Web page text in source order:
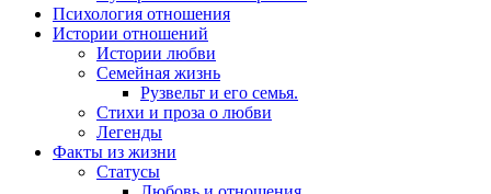
Психология отношения
Истории отношений
Истории любви
Семейная жизнь
Рузвельт и его семья.
Стихи и проза о любви
Легенды
Факты из жизни
Статусы